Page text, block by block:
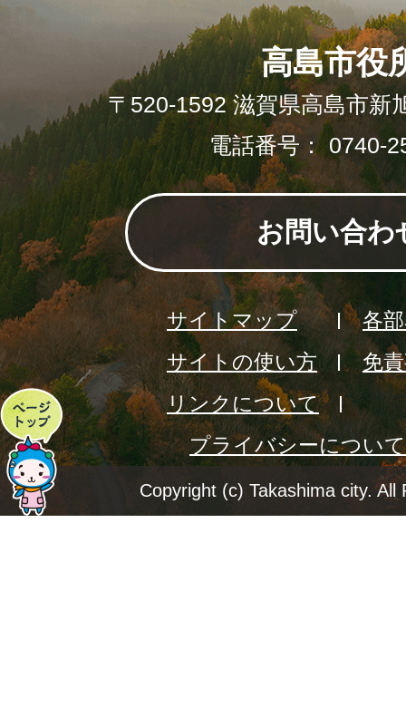
ペ
ー
ジ
高島市役
〒520-1592 滋賀県高島市新
電話番号： 0740-
お問い合わ
サイトマップ
各
サイトの使い方
免
リンクについて
プライバシーについて
Copyright (c) Takashima city. All